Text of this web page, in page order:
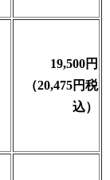
19,500円
（20,475円税
込）